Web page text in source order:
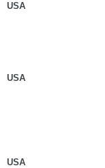
USA
USA
USA